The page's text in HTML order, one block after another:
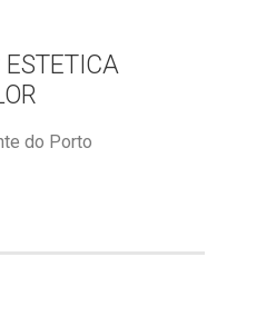
ESTETICA
do Porto